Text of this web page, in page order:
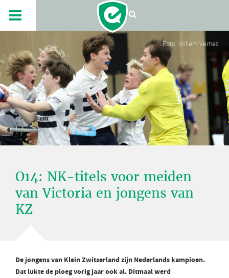
Foto: Willem Vernes
O14: NK-titels voor meiden
van Victoria en jongens van
KZ
De jongens van Klein Zwitserland zijn Nederlands kampioen.
Dat lukte de ploeg vorig jaar ook al. Ditmaal werd